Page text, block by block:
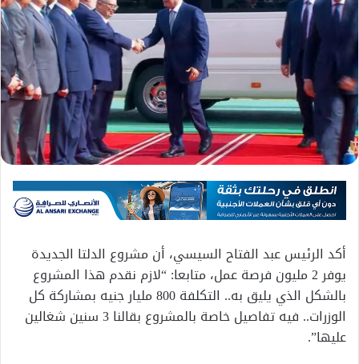
أكد الرئيس عبد الفتاح السيسي، أن مشروع الدلتا الجديدة
يوفر 2 مليون فرصة عمل، متابعا: “لازم نقدم هذا المشروع
بالشكل الذي يليق به.. التكلفة 800 مليار جنيه بمشاركة كل
الوزرات.. فيه تفاصيل خاصة بالمشروع بقالنا 3 سنين شغالين
عليها”.